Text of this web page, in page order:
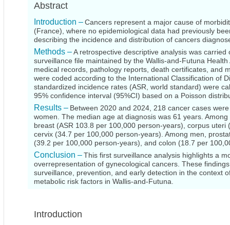
Abstract
Introduction –Cancers represent a major cause of
(France), where no epidemiological data had previously
describing the incidence and distribution of cancers
Methods –A retrospective descriptive analysis was
surveillance file maintained by the Wallis-and-Futuna
medical records, pathology reports, death certificates, and
were coded according to the International Classification of
standardized incidence rates (ASR, world standard) were
95% confidence interval (95%CI) based on a Poisson
Results – Between 2020 and 2024, 218 cancer cases
women. The median age at diagnosis was 61 years.
breast (ASR 103.8 per 100,000 person-years), corpus
cervix (34.7 per 100,000 person-years). Among men,
(39.2 per 100,000 person-years), and colon (18.7 per
Conclusion –This first surveillance analysis highlights a
overrepresentation of gynecological cancers. These
surveillance, prevention, and early detection in the context
metabolic risk factors in Wallis-and-Futuna.
Introduction